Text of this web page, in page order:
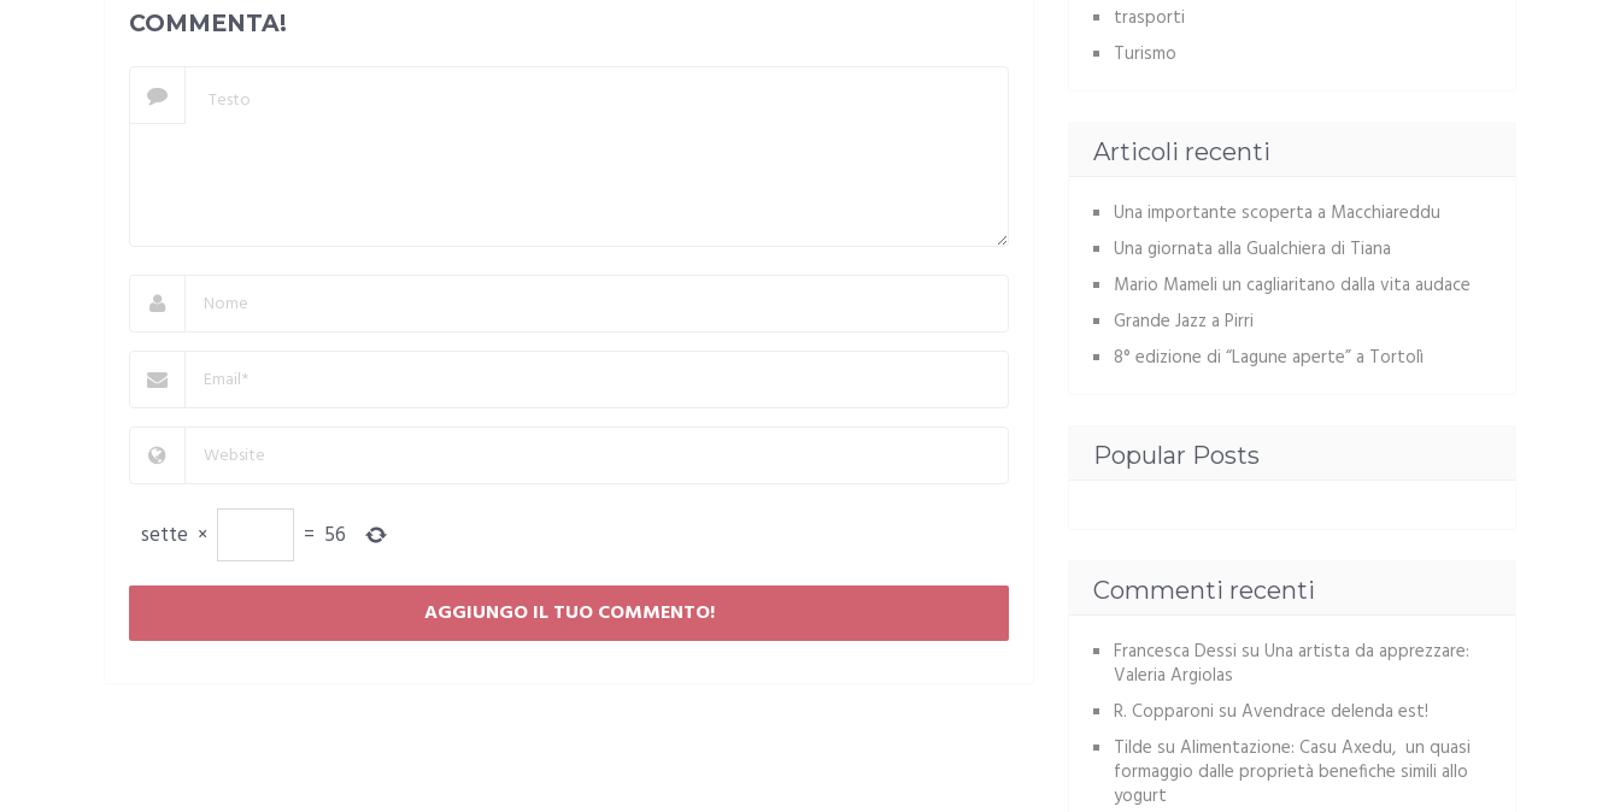
COMMENTA!
sette × = 56
trasporti
Turismo
Articoli recenti
Una importante scoperta a Macchiareddu
Una giornata alla Gualchiera di Tiana
Mario Mameli un cagliaritano dalla vita audace
Grande Jazz a Pirri
8° edizione di “Lagune aperte” a Tortolì
Popular Posts
Commenti recenti
Francesca Dessi su Una artista da apprezzare:
Valeria Argiolas
R. Copparoni su Avendrace delenda est!
Tilde su Alimentazione: Casu Axedu, un quasi
formaggio dalle proprietà benefiche simili allo
yogurt